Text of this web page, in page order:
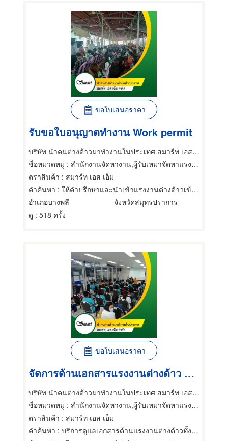
ขอใบเสนอราคา
รับขอใบอนุญาตทำงาน Work permit
บริษัท นำคนต่างด้าวมาทำงานในประเทศ สมาร์ท เอส เอ็ม จำกัด
ชื่อหมวดหมู่ : สำนักงานจัดหางาน,ผู้รับเหมาจัดหาแรงงาน,สำนักงานจัดหางาน
ตราสินค้า : สมาร์ท เอส เอ็ม
คำค้นหา : ให้คำปรึกษาและนำเข้าแรงงานต่างด้าวเข้ากลุ่ม BOI
อำเภอบางพลี
จังหวัดสมุทรปราการ
ดู : 518 ครั้ง
ขอใบเสนอราคา
จัดการด้านเอกสารแรงงานต่างด้าว MOU
บริษัท นำคนต่างด้าวมาทำงานในประเทศ สมาร์ท เอส เอ็ม จำกัด
ชื่อหมวดหมู่ : สำนักงานจัดหางาน,ผู้รับเหมาจัดหาแรงงาน,สำนักงานจัดหางาน
ตราสินค้า : สมาร์ท เอส เอ็ม
คำค้นหา : บริการดูแลเอกสารด้านแรงงานต่างด้าวทั้งองค์กร